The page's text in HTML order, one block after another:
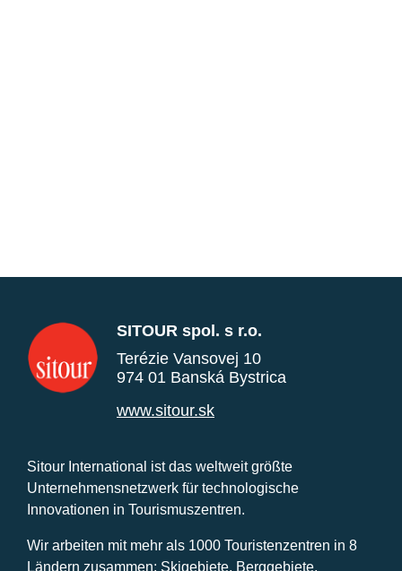
SITOUR spol. s r.o.
Terézie Vansovej 10
974 01 Banská Bystrica
www.sitour.sk
Sitour International ist das weltweit größte
Unternehmensnetzwerk für technologische
Innovationen in Tourismuszentren.
Wir arbeiten mit mehr als 1000 Touristenzentren in 8
Ländern zusammen: Skigebiete, Berggebiete,